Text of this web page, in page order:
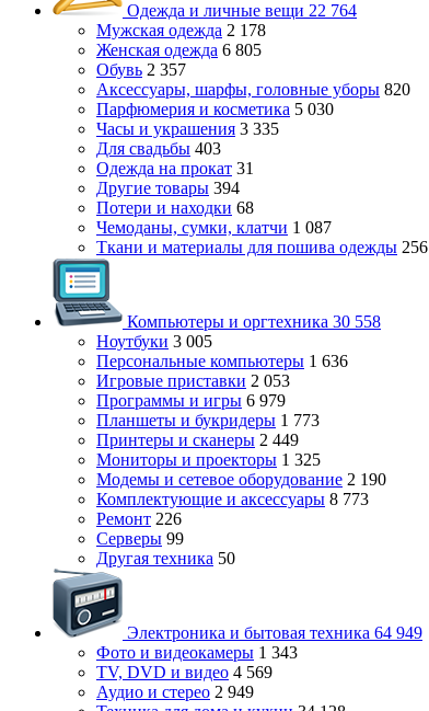
Одежда и личные вещи 22 764
Мужская одежда 2 178
Женская одежда 6 805
Обувь 2 357
Аксессуары, шарфы, головные уборы 820
Парфюмерия и косметика 5 030
Часы и украшения 3 335
Для свадьбы 403
Одежда на прокат 31
Другие товары 394
Потери и находки 68
Чемоданы, сумки, клатчи 1 087
Ткани и материалы для пошива одежды 256
Компьютеры и оргтехника 30 558
Ноутбуки 3 005
Персональные компьютеры 1 636
Игровые приставки 2 053
Программы и игры 6 979
Планшеты и букридеры 1 773
Принтеры и сканеры 2 449
Мониторы и проекторы 1 325
Модемы и сетевое оборудование 2 190
Комплектующие и аксессуары 8 773
Ремонт 226
Серверы 99
Другая техника 50
Электроника и бытовая техника 64 949
Фото и видеокамеры 1 343
TV, DVD и видео 4 569
Аудио и стерео 2 949